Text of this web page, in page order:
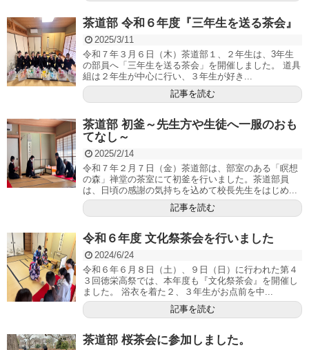
茶道部 令和６年度『三年生を送る茶会』
2025/3/11
令和７年３月６日（木）茶道部１、２年生は、3年生
の部員へ「三年生を送る茶会」を開催しました。 道具
組は２年生が中心に行い、３年生が好き...
記事を読む
茶道部 初釜～先生方や生徒へ一服のおも
てなし～
2025/2/14
令和７年２月７日（金）茶道部は、部室のある「瞑想
の森」禅堂の茶室にて初釜を行いました。茶道部員
は、日頃の感謝の気持ちを込めて校長先生をはじめ...
記事を読む
令和６年度 文化祭茶会を行いました
2024/6/24
令和６年６月８日（土）、９日（日）に行われた第４
３回徳栄高祭では、本年度も『文化祭茶会』を開催し
ました。 浴衣を着た２、３年生がお点前を中...
記事を読む
茶道部 桜茶会に参加しました。